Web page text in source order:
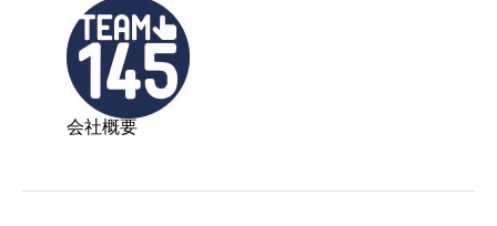
会社概要